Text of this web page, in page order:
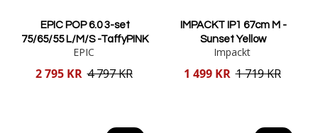
EPIC POP 6.0 3-set
75/65/55 L/M/S -TaffyPINK
EPIC
Reducerat
2 795 KR 4 797 KR
IMPACKT IP1 67cm M -
Sunset Yellow
Impackt
Reducerat
1 499 KR 1 719 KR